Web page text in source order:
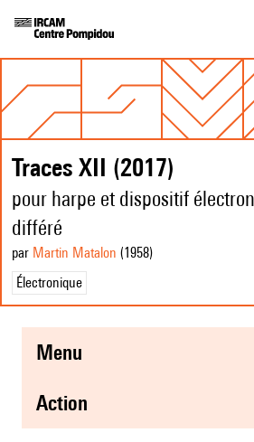
Traces XII (2017)
pour harpe et dispositif
différé
par Martin Matalon (1958)
Électronique
menu
action